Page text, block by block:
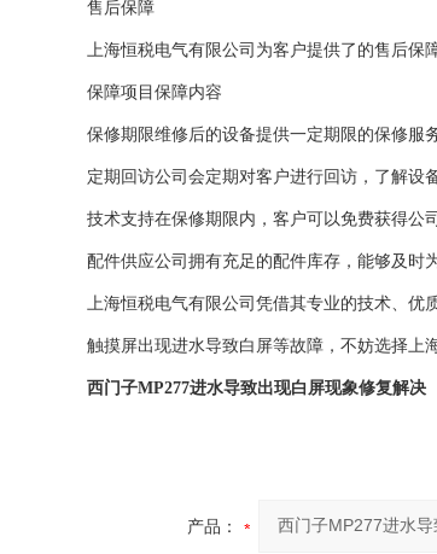
售后保障
上海恒税电气有限公司为客户提供了的售后保
保障项目 保障内容
保修期限维修后的设备提供一定期限的保修服
定期回访公司会定期对客户进行回访，了解设
技术支持在保修期限内，客户可以免费获得公
配件供应公司拥有充足的配件库存，能够及时
上海恒税电气有限公司凭借其专业的技术、优
触摸屏出现进水导致白屏等故障，不妨选择上
西门子MP277进水导致出现白屏现象修复解决
产品：